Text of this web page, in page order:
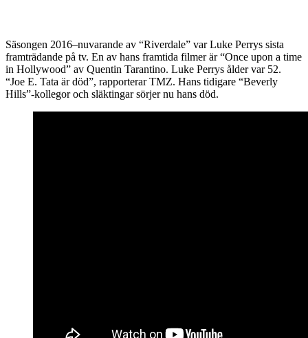
Säsongen 2016–nuvarande av “Riverdale” var Luke Perrys sista
framträdande på tv. En av hans framtida filmer är “Once upon a time
in Hollywood” av Quentin Tarantino. Luke Perrys ålder var 52.
“Joe E. Tata är död”, rapporterar TMZ. Hans tidigare “Beverly
Hills”-kollegor och släktingar sörjer nu hans död.